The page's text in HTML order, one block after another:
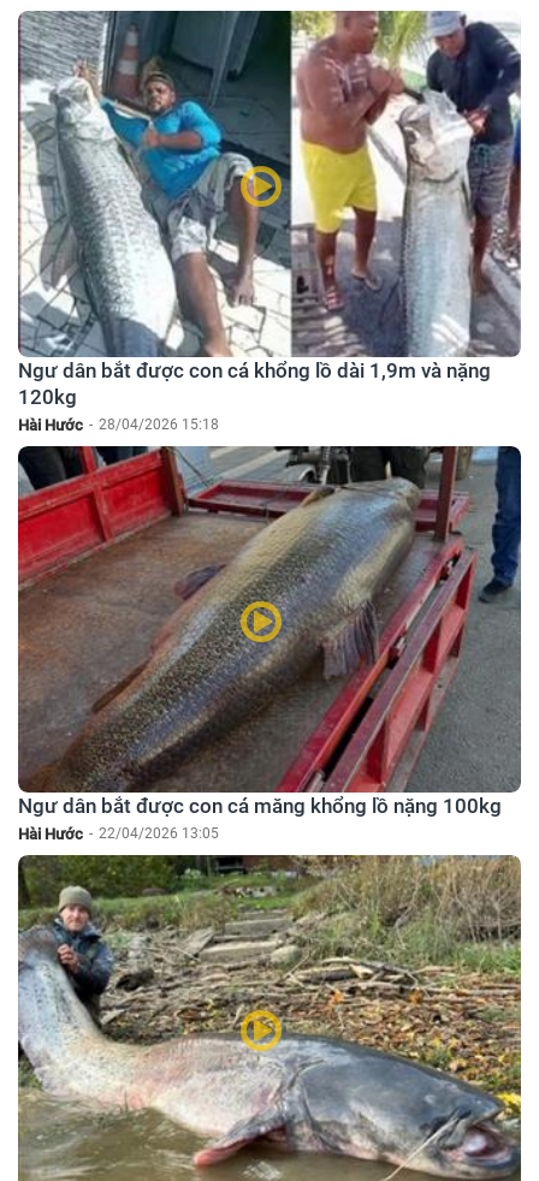
Ngư dân bắt được con cá khổng lồ dài 1,9m và nặng
120kg
Hài Hước - 28/04/2026 15:18
Ngư dân bắt được con cá măng khổng lồ nặng 100kg
Hài Hước - 22/04/2026 13:05